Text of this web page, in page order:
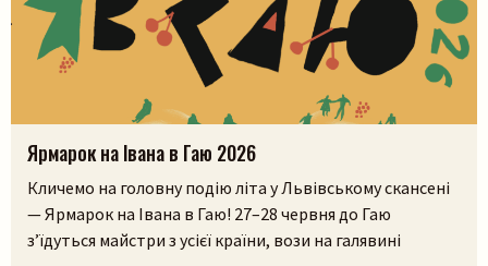
Ярмарок на Івана в Гаю 2026
Кличемо на головну подію літа у Львівському скансені
— Ярмарок на Івана в Гаю! 27–28 червня до Гаю
з’їдуться майстри з усієї країни, вози на галявині